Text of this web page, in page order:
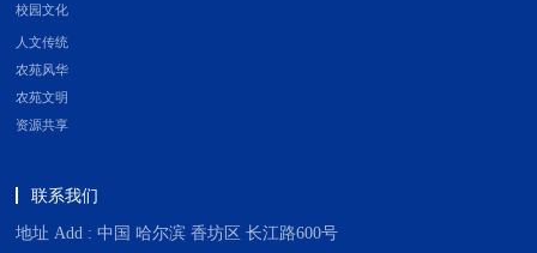
校园文化
人文传统
农苑风华
农苑文明
资源共享
联系我们
地址 Add : 中国 哈尔滨 香坊区 长江路600号